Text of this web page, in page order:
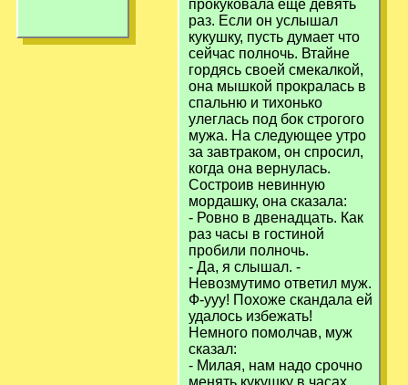
прокуковала еще девять
раз. Если он услышал
кукушку, пусть думает что
сейчас полночь. Втайне
гордясь своей смекалкой,
она мышкой прокралась в
спальню и тихонько
улеглась под бок строгого
мужа. На следующее утро
за завтраком, он спросил,
когда она вернулась.
Состроив невинную
мордашку, она сказала:
- Ровно в двенадцать. Как
раз часы в гостиной
пробили полночь.
- Да, я слышал. -
Невозмутимо ответил муж.
Ф-ууу! Похоже скандала ей
удалось избежать!
Немного помолчав, муж
сказал:
- Милая, нам надо срочно